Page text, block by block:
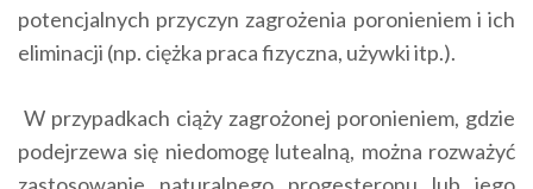
potencjalnych przyczyn zagrożenia poronieniem i ich
eliminacji (np. ciężka praca fizyczna, używki itp.).
W przypadkach ciąży zagrożonej poronieniem, gdzie
podejrzewa się niedomogę lutealną, można rozważyć